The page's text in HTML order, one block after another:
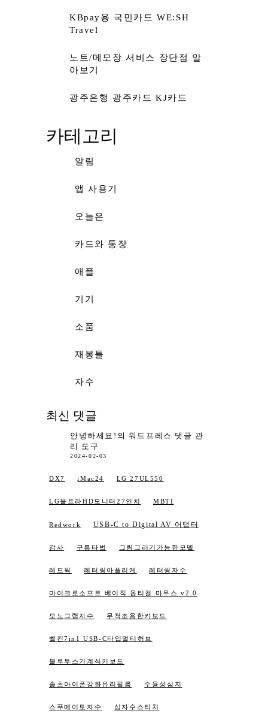
KBpay용 국민카드 WE:SH
Travel
노트/메모장 서비스 장단점 알
아보기
광주은행 광주카드 KJ카드
카테고리
알림
앱 사용기
오늘은
카드와 통장
애플
기기
소품
재봉틀
자수
최신 댓글
안녕하세요! 의 워드프레스 댓글 관
리 도구
2024-02-03
DX7 iMac24 LG 27UL550
LG울트라HD모니터27인치 MBTI
Redwork USB-C to Digital AV 어댑터
감사 구름타법 그림그리기가능한모델
레드웍 레터링아플리케 레터링자수
마이크로소프트 베이직 옵티컬 마우스 v2.0
모노그램자수 무척조용한키보드
벨킨7in1 USB-C타입멀티허브
블루투스기계식키보드
솔츠아이폰강화유리필름 수용성심지
스푸메이토자수 십자수스티치